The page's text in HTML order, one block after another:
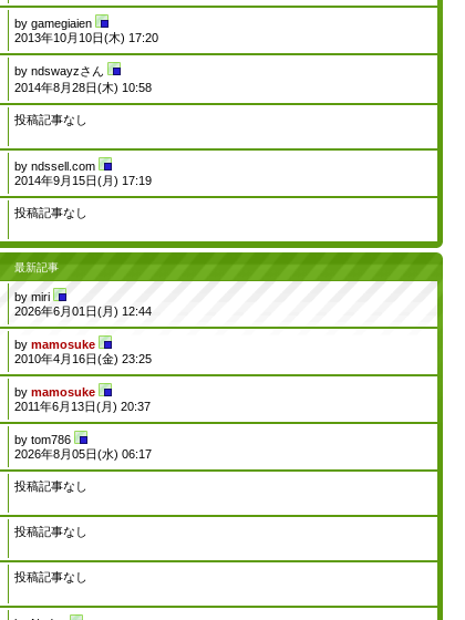
bygamegiaien
2013年10月10日(木) 17:20
byndswayzさん
2014年8月28日(木) 10:58
投稿記事なし
byndssell.com
2014年9月15日(月) 17:19
投稿記事なし
最新記事
bymiri
2026年6月01日(月) 12:44
bymamosuke
2010年4月16日(金) 23:25
bymamosuke
2011年6月13日(月) 20:37
bytom786
2026年8月05日(水) 06:17
投稿記事なし
投稿記事なし
投稿記事なし